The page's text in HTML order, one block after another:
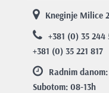
Kneginje Milice
+381 (0) 35 244
+381 (0) 35 221 817
Radnim
Subotom: 08-13h